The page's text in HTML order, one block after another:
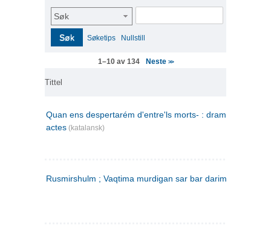
Søk
Søk Søketips Nullstill
1–10 av 134 Neste >>
Tittel
Quan ens despertarém d'entre'ls morts- : drama en tres
actes (katalansk)
Rusmirshulm ; Vaqtima murdigan sar bar darim